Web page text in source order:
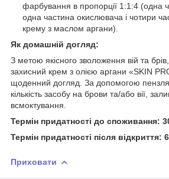
фарбування в пропорції 1:1:4 (одна
одна частина окислювача і чотири
крему з маслом аргани).
Як домашній догляд:
З метою якісного зволоження вій та
захисний крем з олією аргани «SKIN
щоденний догляд. За допомогою пензля
кількість засобу на брови та/або вії,
всмоктування.
Термін придатності до споживання:
Термін придатності після відкриття:
Приховати